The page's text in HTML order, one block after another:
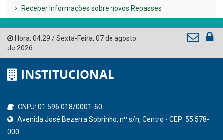
Governo de Pernambuco
Tribunal de Contas do Estado de Pernambuco
Ministério Público do Estado de Pernambuco
Controladoria-Geral da União
Confederação Nacional de Municípios - CNM
QEdu